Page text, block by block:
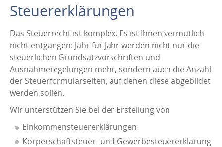
Steuererklärungen
Das Steuerrecht ist komplex. Es ist Ihnen vermutlich
nicht entgangen: Jahr für Jahr werden nicht nur die
steuerlichen Grundsatzvorschriften und
Ausnahmeregelungen mehr, sondern auch die Anzahl
der Steuerformularseiten, auf denen diese abgebildet
werden sollen.
Wir unterstützen Sie bei der Erstellung von
Einkommensteuererklärungen
Körperschaftsteuer- und Gewerbesteuererklärung